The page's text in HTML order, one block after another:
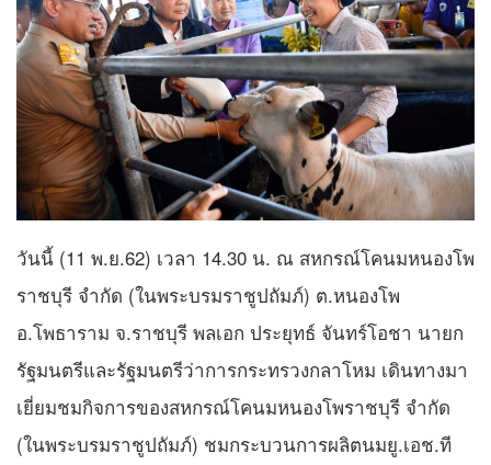
วันนี้ (11 พ.ย.62) เวลา 14.30 น. ณ สหกรณ์โคนมหนองโพ
ราชบุรี จำกัด (ในพระบรมราชูปถัมภ์) ต.หนองโพ
อ.โพธาราม จ.ราชบุรี พลเอก ประยุทธ์ จันทร์โอชา นายก
รัฐมนตรีและรัฐมนตรีว่าการกระทรวงกลาโหม เดินทางมา
เยี่ยมชมกิจการของสหกรณ์โคนมหนองโพราชบุรี จำกัด
(ในพระบรมราชูปถัมภ์) ชมกระบวนการผลิตนมยู.เอช.ที